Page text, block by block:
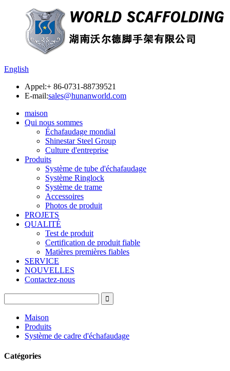
English
Appel:+ 86-0731-88739521
E-mail:sales@hunanworld.com
maison
Qui nous sommes
Échafaudage mondial
Shinestar Steel Group
Culture d'entreprise
Produits
Système de tube d'échafaudage
Système Ringlock
Système de trame
Accessoires
Photos de produit
PROJETS
QUALITÉ
Test de produit
Certification de produit fiable
Matières premières fiables
SERVICE
NOUVELLES
Contactez-nous
Maison
Produits
Système de cadre d'échafaudage
Catégories